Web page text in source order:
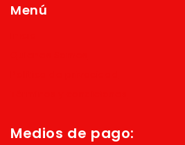
Menú
Medios de pago: